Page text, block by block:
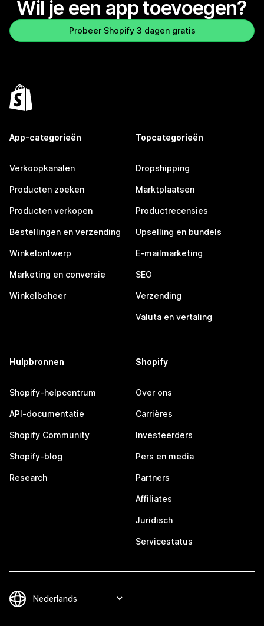
Wil je een app toevoegen?
Probeer Shopify 3 dagen gratis
App-categorieën
Verkoopkanalen
Producten zoeken
Producten verkopen
Bestellingen en verzending
Winkelontwerp
Marketing en conversie
Winkelbeheer
Topcategorieën
Dropshipping
Marktplaatsen
Productrecensies
Upselling en bundels
E-mailmarketing
SEO
Verzending
Valuta en vertaling
Hulpbronnen
Shopify-helpcentrum
API-documentatie
Shopify Community
Shopify-blog
Research
Shopify
Over ons
Carrières
Investeerders
Pers en media
Partners
Affiliates
Juridisch
Servicestatus